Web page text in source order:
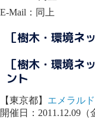
E-Mail：同上
［樹木・環境ネ
［樹木・環境ネ
ント
【東京都】 エメラル
開催日：2011.12.09（